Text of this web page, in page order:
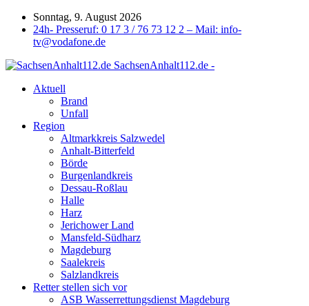
Sonntag, 9. August 2026
24h- Presseruf: 0 17 3 / 76 73 12 2 – Mail: info-
tv@vodafone.de
SachsenAnhalt112.de -
Aktuell
Brand
Unfall
Region
Altmarkkreis Salzwedel
Anhalt-Bitterfeld
Börde
Burgenlandkreis
Dessau-Roßlau
Halle
Harz
Jerichower Land
Mansfeld-Südharz
Magdeburg
Saalekreis
Salzlandkreis
Retter stellen sich vor
ASB Wasserrettungsdienst Magdeburg